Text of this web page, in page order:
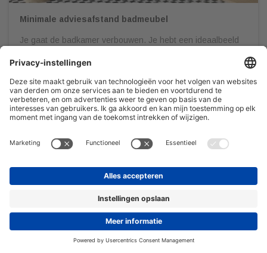
Minimale adviesafstand badmeubel
Je gaat de badkamer verbouwen. Je hebt een ideaalbeeld
vervolgens naar een sanitair speciaalzaak om al jouw
wensen in kaart te brengen. Het is belangrijk dat je jouw
badkamer door een professional gedetailleerd en op schaal
laat uittekenen. Dit om onaangename verrassingen te
voorkomen én zodat […]